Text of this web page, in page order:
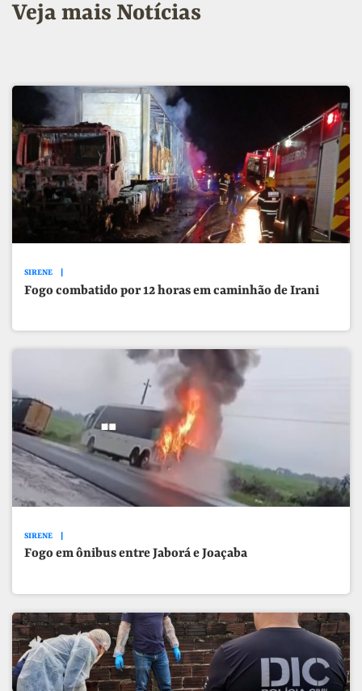
Veja mais Notícias
SIRENE
Fogo combatido por 12 horas em caminhão de Irani
SIRENE
Fogo em ônibus entre Jaborá e Joaçaba